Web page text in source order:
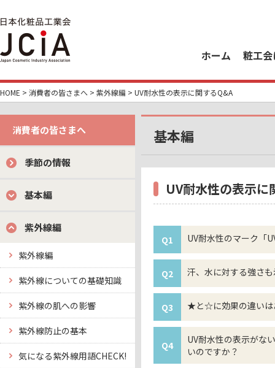
ホーム 粧工
HOME > 消費者の皆さまへ > 紫外線編 > UV耐水性の表示に関するQ&A
消費者の皆さまへ
季節の情報
基本編
紫外線編
紫外線編
紫外線についての基礎知識
紫外線の肌への影響
紫外線防止の基本
気になる紫外線用語CHECK!
基本編
UV耐水性の表示に
Q1 UV耐水性のマーク
Q2 汗、水に対する強さ
Q3 ★と☆に効果の違いは
Q4
UV耐水性の表示がな
いのですか？